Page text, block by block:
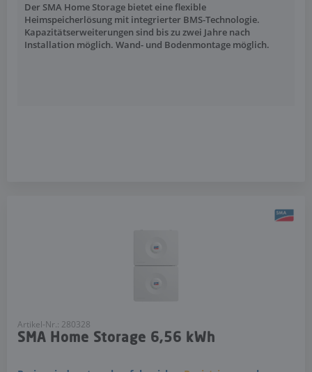
Der SMA Home Storage bietet eine flexible
Heimspeicherlösung mit integrierter BMS-Technologie.
Kapazitätserweiterungen sind bis zu zwei Jahre nach
Installation möglich. Wand- und Bodenmontage möglich.
Artikel-Nr.: 280328
SMA Home Storage 6,56 kWh